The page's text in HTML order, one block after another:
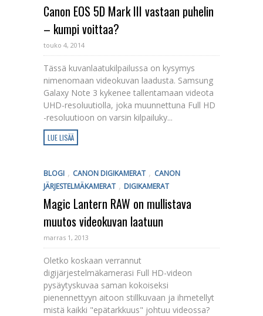
Canon EOS 5D Mark III vastaan puhelin
– kumpi voittaa?
touko 4, 2014
Tässä kuvanlaatukilpailussa on kysymys
nimenomaan videokuvan laadusta. Samsung
Galaxy Note 3 kykenee tallentamaan videota
UHD-resoluutiolla, joka muunnettuna Full HD
-resoluutioon on varsin kilpailuky...
LUE LISÄÄ
BLOGI , CANON DIGIKAMERAT , CANON
JÄRJESTELMÄKAMERAT , DIGIKAMERAT
Magic Lantern RAW on mullistava
muutos videokuvan laatuun
marras 1, 2013
Oletko koskaan verrannut
digijärjestelmäkamerasi Full HD-videon
pysäytyskuvaa saman kokoiseksi
pienennettyyn aitoon stillkuvaan ja ihmetellyt
mistä kaikki "epätarkkuus" johtuu videossa?